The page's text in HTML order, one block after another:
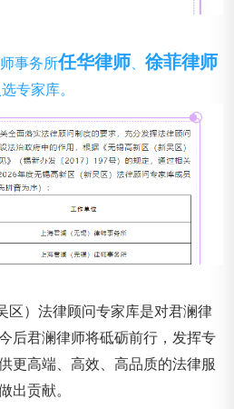
事务所任华律师 徐菲律师
选专家库。
区）法律顾问专家库是对君澜律
后君澜律师将砥砺前行，发挥专
更高端、高效、高品质的法律服
出贡献。